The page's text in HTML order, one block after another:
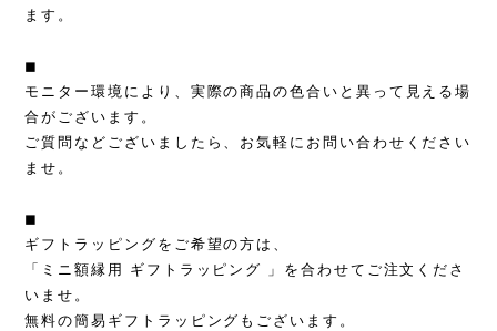
ます。
◼︎
モニター環境により、実際の商品の色合いと異って見える場
合がございます。
ご質問などございましたら、お気軽にお問い合わせください
ませ。
◼︎
ギフトラッピングをご希望の方は、
「ミニ額縁用 ギフトラッピング 」を合わせてご注文くださ
いませ。
無料の簡易ギフトラッピングもございます。